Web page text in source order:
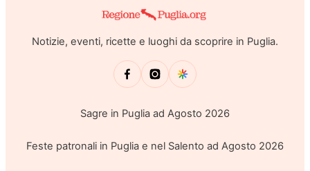
Notizie, eventi, ricette e luoghi da scoprire in Puglia.
Sagre in Puglia ad Agosto 2026
Feste patronali in Puglia e nel Salento ad Agosto 2026